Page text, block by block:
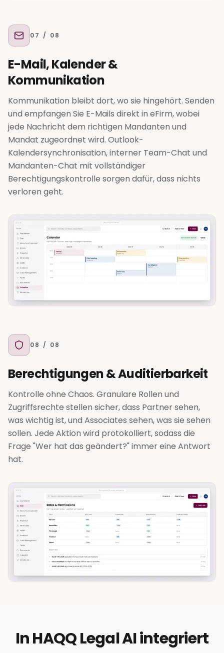
07 / 08
E-Mail, Kalender &
Kommunikation
Kommunikation bleibt dort, wo sie hingehört. Senden
und empfangen Sie E-Mails direkt in eFirm, wobei
jede Nachricht dem richtigen Mandanten und
Mandat zugeordnet wird. Outlook-
Kalendersynchronisation, interner Team-Chat und
Mandanten-Chat mit vollständiger
Berechtigungskontrolle sorgen dafür, dass nichts
verloren geht.
08 / 08
Berechtigungen & Auditierbarkeit
Kontrolle ohne Chaos. Granulare Rollen und
Zugriffsrechte stellen sicher, dass Partner sehen,
was wichtig ist, und Associates sehen, was sie sehen
sollen. Jede Aktion wird protokolliert, sodass die
Frage "Wer hat das geändert?" immer eine Antwort
hat.
In HAQQ Legal AI integriert